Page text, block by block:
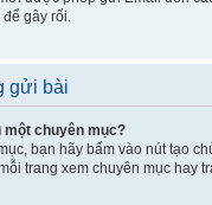
gây rối.
gửi bài
một chuyên mục?
bạn hãy bấm vào nút tạo
trang xem chuyên mục hay